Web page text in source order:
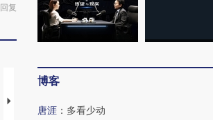
回复
马航飞行员跨国走私7万
粒摇头丸 尿检体内含3种
博客
唐涯 ： 多看少动